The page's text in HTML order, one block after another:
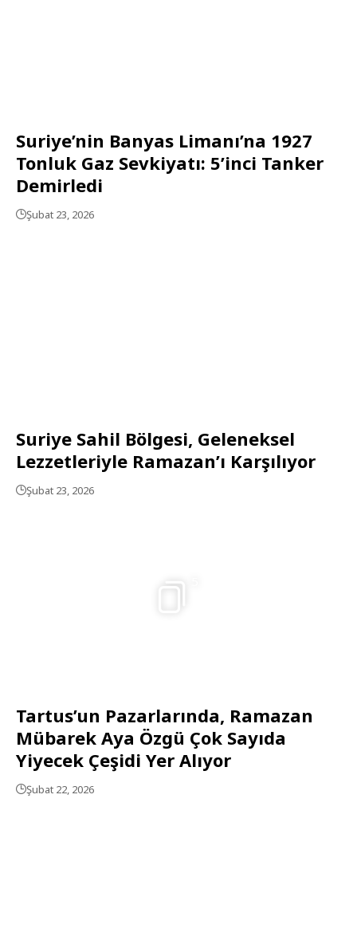
Suriye’nin Banyas Limanı’na 1927
Tonluk Gaz Sevkiyatı: 5’inci Tanker
Demirledi
Şubat 23, 2026
Suriye Sahil Bölgesi, Geleneksel
Lezzetleriyle Ramazan’ı Karşılıyor
Şubat 23, 2026
Tartus’un Pazarlarında, Ramazan
Mübarek Aya Özgü Çok Sayıda
Yiyecek Çeşidi Yer Alıyor
Şubat 22, 2026